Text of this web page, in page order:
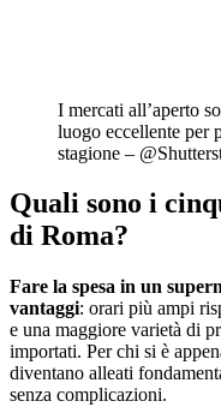
I mercati all’aperto
luogo eccellente per
stagione –
Quali sono i
di Roma?
Fare la spesa in un
vantaggi: orari più ampi
e una maggiore varietà di
importati. Per chi si è
diventano alleati
senza complicazioni.